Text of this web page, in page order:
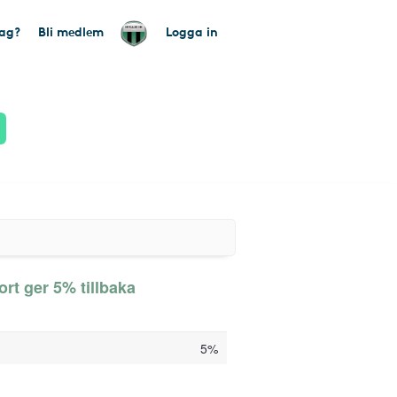
Bli medlem Logga in
ger 5% tillbaka
5%